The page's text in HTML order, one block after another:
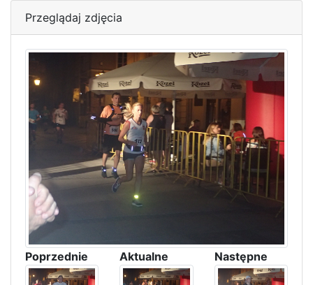
Przeglądaj zdjęcia
Poprzednie Aktualne Następne